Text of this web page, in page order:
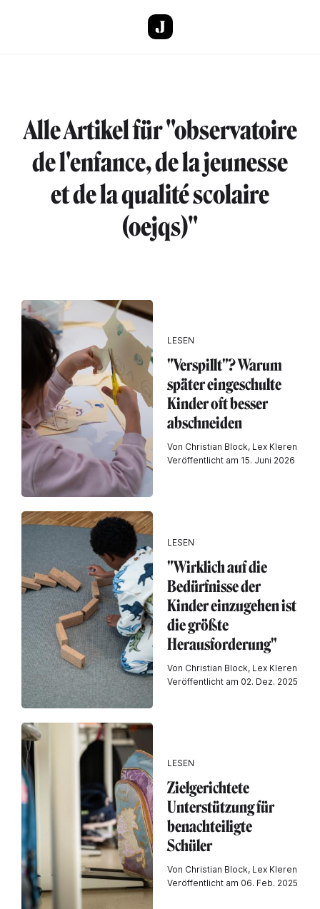
Alle Artikel für "observatoire
de l'enfance, de la jeunesse
et de la qualité scolaire
(oejqs)"
LESEN
"Verspillt"? Warum
später eingeschulte
Kinder oft besser
abschneiden
Von Christian Block, Lex Kleren
Veröffentlicht am 15. Juni 2026
LESEN
"Wirklich auf die
Bedürfnisse der
Kinder einzugehen ist
die größte
Herausforderung"
Von Christian Block, Lex Kleren
Veröffentlicht am 02. Dez. 2025
LESEN
Zielgerichtete
Unterstützung für
benachteiligte
Schüler
Von Christian Block, Lex Kleren
Veröffentlicht am 06. Feb. 2025